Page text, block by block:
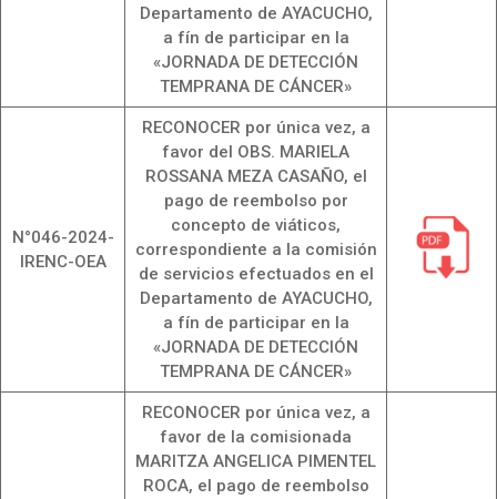
Departamento de AYACUCHO,
a fín de participar en la
«JORNADA DE DETECCIÓN
TEMPRANA DE CÁNCER»
N°046-2024-
IRENC-OEA
RECONOCER por única vez, a
favor del OBS. MARIELA
ROSSANA MEZA CASAÑO, el
pago de reembolso por
concepto de viáticos,
correspondiente a la comisión
de servicios efectuados en el
Departamento de AYACUCHO,
a fín de participar en la
«JORNADA DE DETECCIÓN
TEMPRANA DE CÁNCER»
RECONOCER por única vez, a
favor de la comisionada
MARITZA ANGELICA PIMENTEL
ROCA, el pago de reembolso